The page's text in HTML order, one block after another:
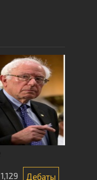
1,129 Дебаты